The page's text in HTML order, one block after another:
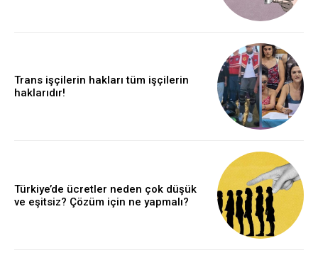
Trans işçilerin hakları tüm işçilerin
haklarıdır!
Türkiye’de ücretler neden çok düşük
ve eşitsiz? Çözüm için ne yapmalı?